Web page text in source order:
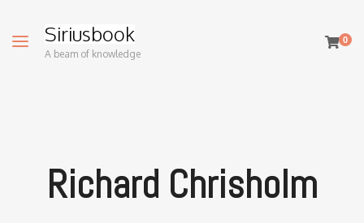
Siriusbook
A beam of knowledge
0
Richard Chrisholm